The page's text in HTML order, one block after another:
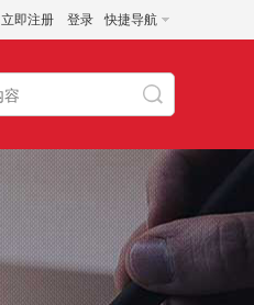
快捷导航
立即注册 登录